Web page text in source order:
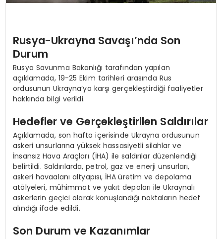
Rusya-Ukrayna Savaşı’nda Son
Durum
Rusya Savunma Bakanlığı tarafından yapılan
açıklamada, 19-25 Ekim tarihleri arasında Rus
ordusunun Ukrayna’ya karşı gerçekleştirdiği faaliyetler
hakkında bilgi verildi.
Hedefler ve Gerçekleştirilen Saldırılar
Açıklamada, son hafta içerisinde Ukrayna ordusunun
askeri unsurlarına yüksek hassasiyetli silahlar ve
İnsansız Hava Araçları (İHA) ile saldırılar düzenlendiği
belirtildi. Saldırılarda, petrol, gaz ve enerji unsurları,
askeri havaalanı altyapısı, İHA üretim ve depolama
atölyeleri, mühimmat ve yakıt depoları ile Ukraynalı
askerlerin geçici olarak konuşlandığı noktaların hedef
alındığı ifade edildi.
Son Durum ve Kazanımlar